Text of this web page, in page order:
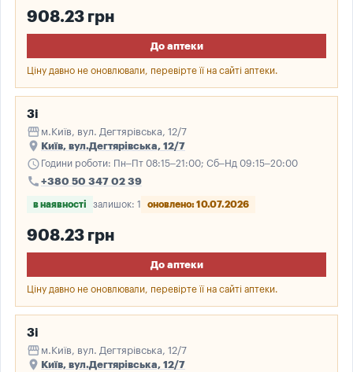
908.23 грн
До аптеки
Ціну давно не оновлювали, перевірте її на сайті аптеки.
3і
storefront м.Київ, вул. Дегтярівська, 12/7
place Київ, вул.Дегтярівська, 12/7
schedule Години роботи: Пн–Пт 08:15–21:00; Сб–Нд 09:15–20:00
call +380 50 347 02 39
в наявності залишок: 1 оновлено: 10.07.2026
908.23 грн
До аптеки
Ціну давно не оновлювали, перевірте її на сайті аптеки.
3і
storefront м.Київ, вул. Дегтярівська, 12/7
place Київ, вул.Дегтярівська, 12/7